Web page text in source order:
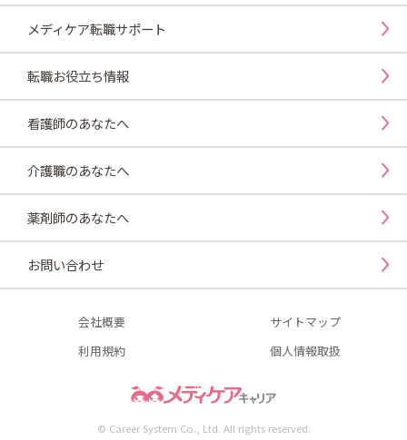
メディケア転職サポート
転職お役立ち情報
看護師のあなたへ
介護職のあなたへ
薬剤師のあなたへ
お問い合わせ
会社概要
サイトマップ
利用規約
個人情報取扱
© Career System Co., Ltd. All rights reserved.